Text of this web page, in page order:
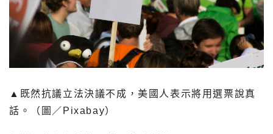
▲既然抗議立法決議不成，美國人表示將用選票說真
話。（圖／Pixabay）